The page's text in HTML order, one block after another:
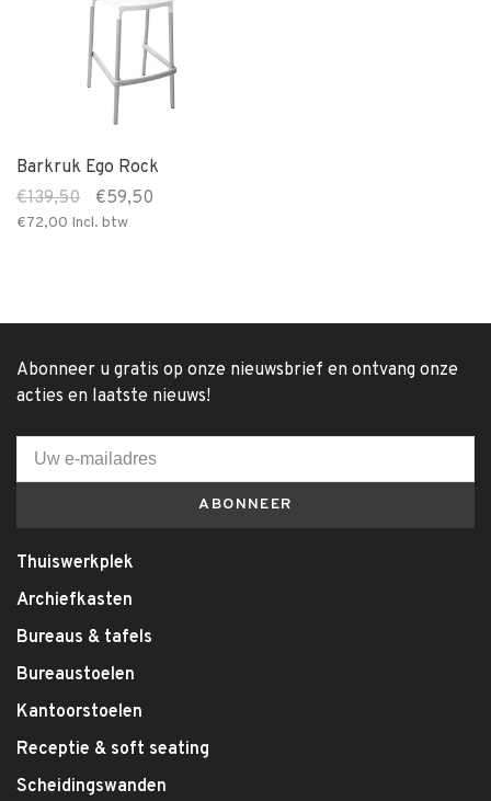
Barkruk Ego Rock
€139,50
€59,50
€72,00 Incl. btw
Abonneer u gratis op onze nieuwsbrief en ontvang onze
acties en laatste nieuws!
ABONNEER
Thuiswerkplek
Archiefkasten
Bureaus & tafels
Bureaustoelen
Kantoorstoelen
Receptie & soft seating
Scheidingswanden